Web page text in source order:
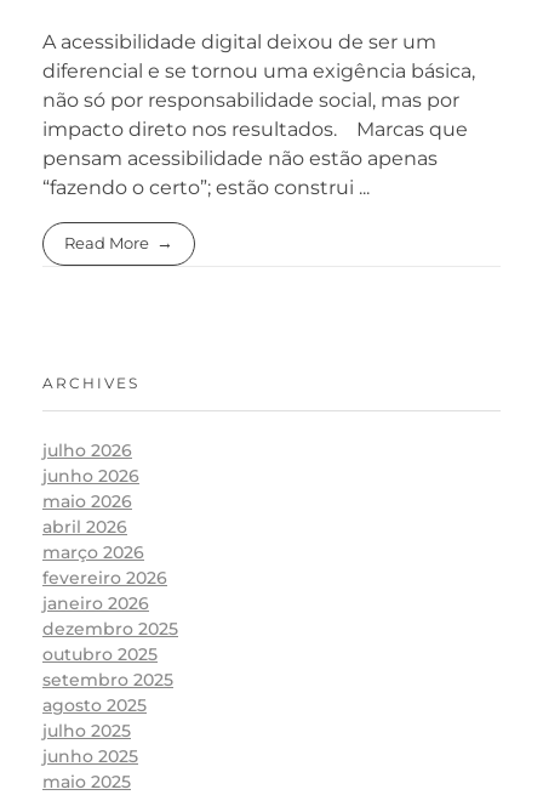
A acessibilidade digital deixou de ser um
diferencial e se tornou uma exigência básica,
não só por responsabilidade social, mas por
impacto direto nos resultados. Marcas que
pensam acessibilidade não estão apenas
“fazendo o certo”; estão construi ...
Read More
ARCHIVES
julho 2026
junho 2026
maio 2026
abril 2026
março 2026
fevereiro 2026
janeiro 2026
dezembro 2025
outubro 2025
setembro 2025
agosto 2025
julho 2025
junho 2025
maio 2025